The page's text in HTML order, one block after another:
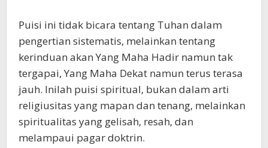
Puisi ini tidak bicara tentang Tuhan dalam
pengertian sistematis, melainkan tentang
kerinduan akan Yang Maha Hadir namun tak
tergapai, Yang Maha Dekat namun terus terasa
jauh. Inilah puisi spiritual, bukan dalam arti
religiusitas yang mapan dan tenang, melainkan
spiritualitas yang gelisah, resah, dan
melampaui pagar doktrin.